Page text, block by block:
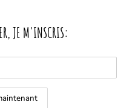
JE M'INSCRIS: